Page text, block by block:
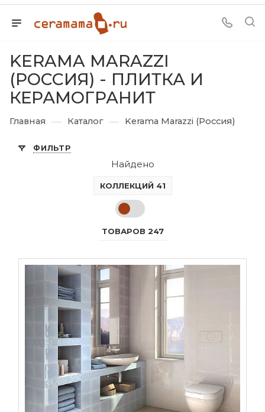
KERAMA MARAZZI
(РОССИЯ) - ПЛИТКА И
КЕРАМОГРАНИТ
Главная — Каталог — Kerama Marazzi (Россия)
ФИЛЬТР
Найдено
КОЛЛЕКЦИЙ 41
ТОВАРОВ 247